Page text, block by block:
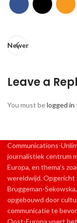
Newer
Leave a
You must belogged in
Communications-
journalistiek centrum
Europa, en thema’s
wereldwijd. Opgericht
Bruggeman-
opgebouwd door
communicatie te